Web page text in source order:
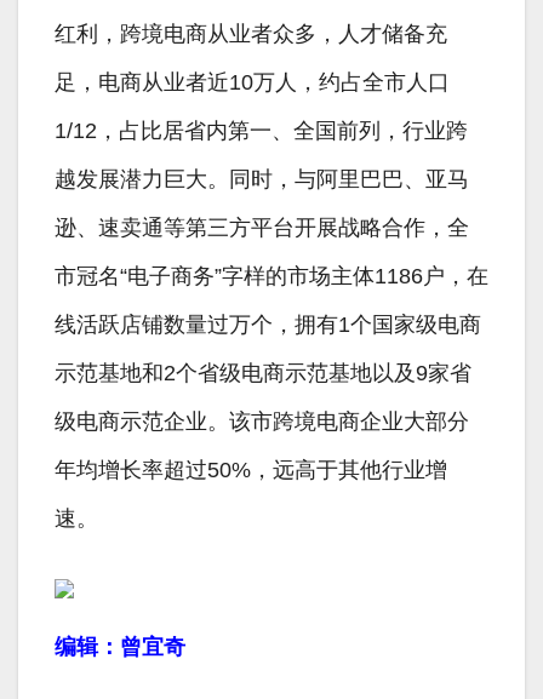
红利，跨境电商从业者众多，人才储备充
足，电商从业者近10万人，约占全市人口
1/12，占比居省内第一、全国前列，行业跨
越发展潜力巨大。同时，与阿里巴巴、亚马
逊、速卖通等第三方平台开展战略合作，全
市冠名“电子商务”字样的市场主体1186户，在
线活跃店铺数量过万个，拥有1个国家级电商
示范基地和2个省级电商示范基地以及9家省
级电商示范企业。该市跨境电商企业大部分
年均增长率超过50%，远高于其他行业增
速。
编辑：曾宜奇